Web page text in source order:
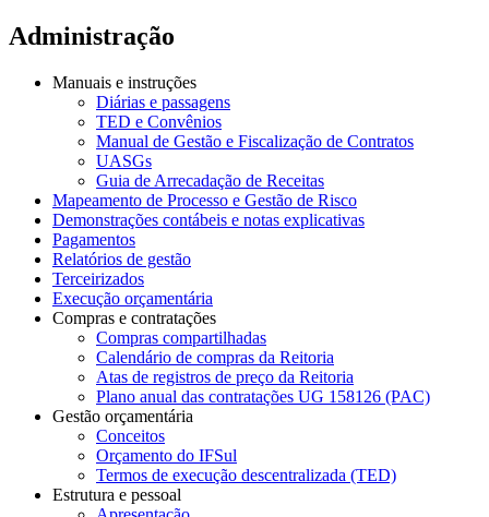
Administração
Manuais e instruções
Diárias e passagens
TED e Convênios
Manual de Gestão e Fiscalização de Contratos
UASGs
Guia de Arrecadação de Receitas
Mapeamento de Processo e Gestão de Risco
Demonstrações contábeis e notas explicativas
Pagamentos
Relatórios de gestão
Terceirizados
Execução orçamentária
Compras e contratações
Compras compartilhadas
Calendário de compras da Reitoria
Atas de registros de preço da Reitoria
Plano anual das contratações UG 158126 (PAC)
Gestão orçamentária
Conceitos
Orçamento do IFSul
Termos de execução descentralizada (TED)
Estrutura e pessoal